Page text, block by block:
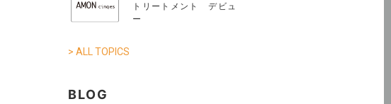
トリートメント デビュ
ー
> ALL TOPICS
BLOG